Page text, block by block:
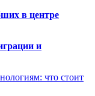
в центре
и
что стоит